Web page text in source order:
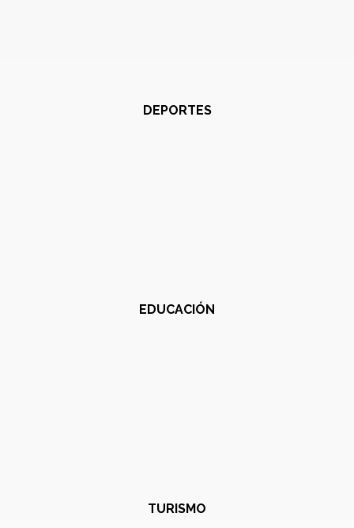
DEPORTES
EDUCACIÓN
TURISMO